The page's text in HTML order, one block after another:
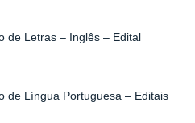
de Letras – Inglês – Edital
de Língua Portuguesa – Editais